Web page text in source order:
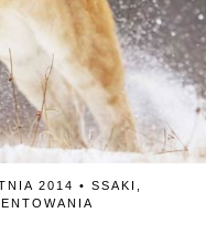
2014 • SSAKI
CZY